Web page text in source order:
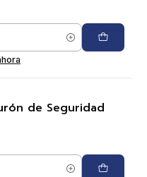
de Seguridad